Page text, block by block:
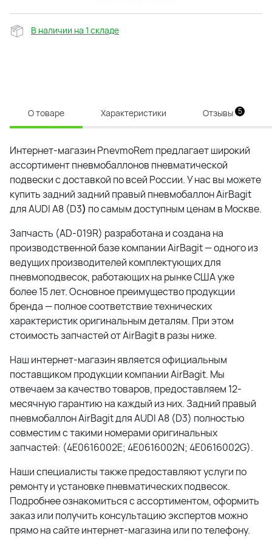
В наличии на 1 складе
О товаре Характеристики Отзывы 5
Интернет-магазин PnevmoRem предлагает широкий
ассортимент пневмобаллонов пневматической
подвески с доставкой по всей России. У нас вы можете
купить задний задний правый пневмобаллон AirBagit
для AUDI A8 (D3) по самым доступным ценам в Москве.
Запчасть (AD-019R) разработана и создана на
производственной базе компании AirBagit — одного из
ведущих производителей комплектующих для
пневмоподвесок, работающих на рынке США уже
более 15 лет. Основное преимущество продукции
бренда — полное соответствие технических
характеристик оригинальным деталям. При этом
стоимость запчастей от AirBagit в разы ниже.
Наш интернет-магазин является официальным
поставщиком продукции компании AirBagit. Мы
отвечаем за качество товаров, предоставляем 12-
месячную гарантию на каждый из них. Задний правый
пневмобаллон AirBagit для AUDI A8 (D3) полностью
совместим с такими номерами оригинальных
запчастей: (4E0616002E; 4E0616002N; 4E0616002G).
Наши специалисты также предоставляют услуги по
ремонту и установке пневматических подвесок.
Подробнее ознакомиться с ассортиментом, оформить
заказ или получить консультацию экспертов можно
прямо на сайте интернет-магазина или по телефону.